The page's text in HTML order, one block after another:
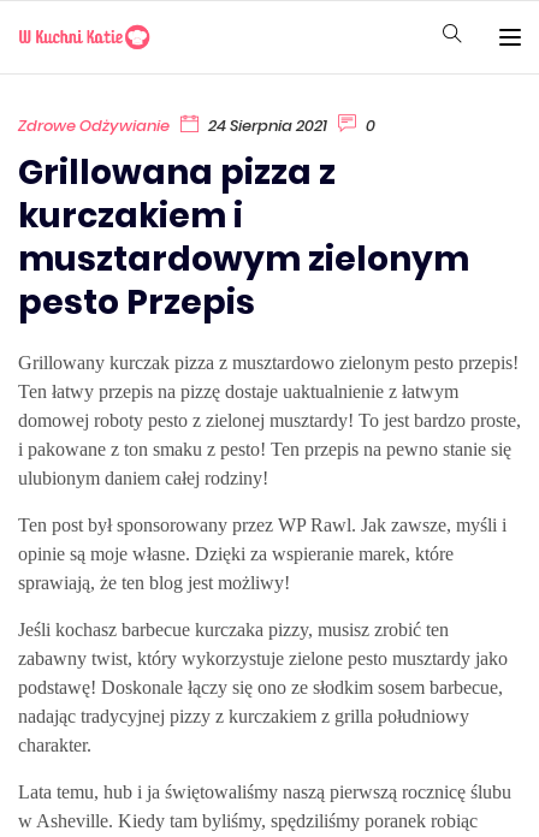
Zdrowe Odżywianie 24 Sierpnia 2021 0
Grillowana pizza z
kurczakiem i
musztardowym zielonym
pesto Przepis
Grillowany kurczak pizza z musztardowo zielonym pesto przepis!
Ten łatwy przepis na pizzę dostaje uaktualnienie z łatwym
domowej roboty pesto z zielonej musztardy! To jest bardzo proste,
i pakowane z ton smaku z pesto! Ten przepis na pewno stanie się
ulubionym daniem całej rodziny!
Ten post był sponsorowany przez WP Rawl. Jak zawsze, myśli i
opinie są moje własne. Dzięki za wspieranie marek, które
sprawiają, że ten blog jest możliwy!
Jeśli kochasz barbecue kurczaka pizzy, musisz zrobić ten
zabawny twist, który wykorzystuje zielone pesto musztardy jako
podstawę! Doskonale łączy się ono ze słodkim sosem barbecue,
nadając tradycyjnej pizzy z kurczakiem z grilla południowy
charakter.
Lata temu, hub i ja świętowaliśmy naszą pierwszą rocznicę ślubu
w Asheville. Kiedy tam byliśmy, spędziliśmy poranek robiąc